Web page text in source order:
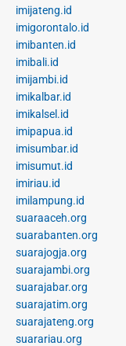
imijateng.id
imigorontalo.id
imibanten.id
imibali.id
imijambi.id
imikalbar.id
imikalsel.id
imipapua.id
imisumbar.id
imisumut.id
imiriau.id
imilampung.id
suaraaceh.org
suarabanten.org
suarajogja.org
suarajambi.org
suarajabar.org
suarajatim.org
suarajateng.org
suarariau.org